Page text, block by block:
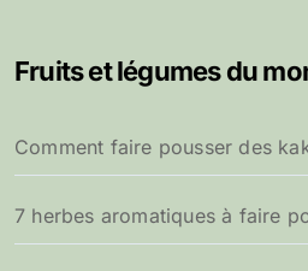
r
e
r
:
Fruits et légumes du
Comment faire pousser des
7 herbes aromatiques à faire